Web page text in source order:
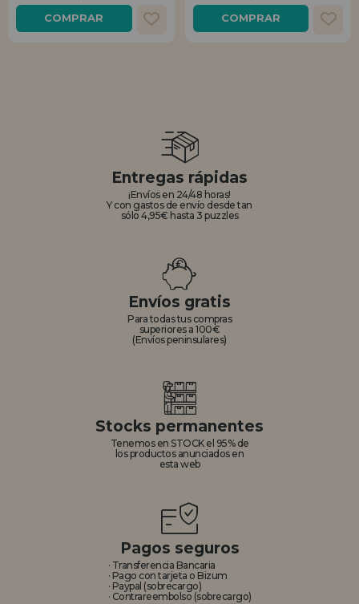
COMPRAR COMPRAR
Entregas rápidas
¡Envíos en 24/48 horas!
Y con gastos de envío desde tan
sólo 4,95€ hasta 3 puzzles
Envíos gratis
Para todas tus compras
superiores a 100€
(Envíos peninsulares)
Stocks permanentes
Tenemos en STOCK el 95% de
los productos anunciados en
esta web
Pagos seguros
· Transferencia Bancaria
· Pago con tarjeta o Bizum
· Paypal (sobrecargo)
· Contrareembolso (sobrecargo)